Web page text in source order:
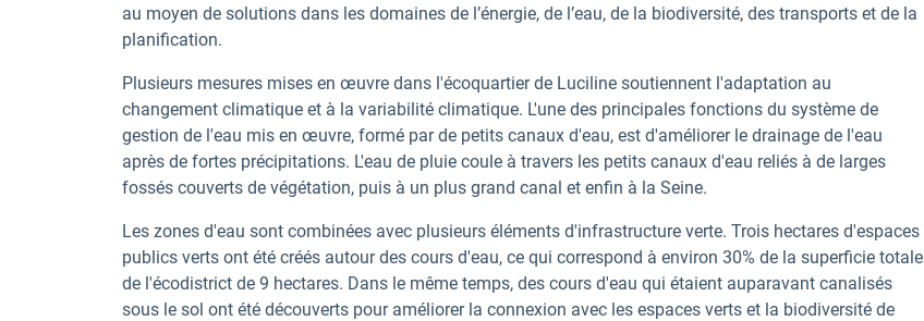
au moyen de solutions dans les domaines de l’énergie, de l’eau, de la biodiversité, des transports et de la
planification.
Plusieurs mesures mises en œuvre dans l'écoquartier de Luciline soutiennent l'adaptation au
changement climatique et à la variabilité climatique. L'une des principales fonctions du système de
gestion de l'eau mis en œuvre, formé par de petits canaux d'eau, est d'améliorer le drainage de l'eau
après de fortes précipitations. L'eau de pluie coule à travers les petits canaux d'eau reliés à de larges
fossés couverts de végétation, puis à un plus grand canal et enfin à la Seine.
Les zones d'eau sont combinées avec plusieurs éléments d'infrastructure verte. Trois hectares d'espaces
publics verts ont été créés autour des cours d'eau, ce qui correspond à environ 30% de la superficie totale
de l'écodistrict de 9 hectares. Dans le même temps, des cours d'eau qui étaient auparavant canalisés
sous le sol ont été découverts pour améliorer la connexion avec les espaces verts et la biodiversité de